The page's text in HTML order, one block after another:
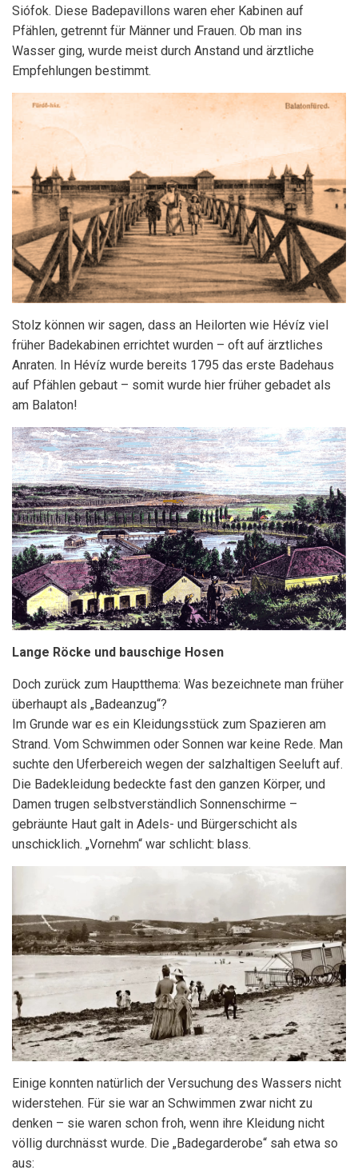
Siófok. Diese Badepavillons waren eher Kabinen auf
Pfählen, getrennt für Männer und Frauen. Ob man ins
Wasser ging, wurde meist durch Anstand und ärztliche
Empfehlungen bestimmt.
Stolz können wir sagen, dass an Heilorten wie Hévíz viel
früher Badekabinen errichtet wurden – oft auf ärztliches
Anraten. In Hévíz wurde bereits 1795 das erste Badehaus
auf Pfählen gebaut – somit wurde hier früher gebadet als
am Balaton!
Lange Röcke und bauschige Hosen
Doch zurück zum Hauptthema: Was bezeichnete man früher
überhaupt als „Badeanzug“?
Im Grunde war es ein Kleidungsstück zum Spazieren am
Strand. Vom Schwimmen oder Sonnen war keine Rede. Man
suchte den Uferbereich wegen der salzhaltigen Seeluft auf.
Die Badekleidung bedeckte fast den ganzen Körper, und
Damen trugen selbstverständlich Sonnenschirme –
gebräunte Haut galt in Adels- und Bürgerschicht als
unschicklich. „Vornehm“ war schlicht: blass.
Einige konnten natürlich der Versuchung des Wassers nicht
widerstehen. Für sie war an Schwimmen zwar nicht zu
denken – sie waren schon froh, wenn ihre Kleidung nicht
völlig durchnässt wurde. Die „Badegarderobe“ sah etwa so
aus: